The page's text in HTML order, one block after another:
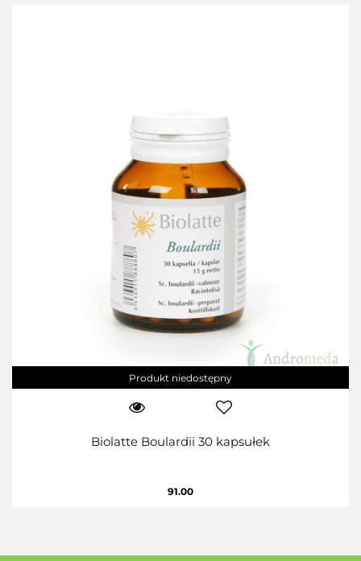
Produkt niedostępny
Biolatte Boulardii 30 kapsułek
91.00